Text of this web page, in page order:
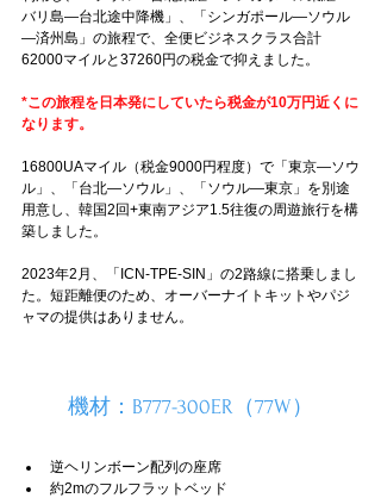
バリ島―台北途中降機」、「シンガポール―ソウル
―済州島」の旅程で、全便ビジネスクラス合計
62000マイルと37260円の税金で抑えました。
*この旅程を 日本発にしていたら税金が10万円近くに
なります。
16800UAマイル（税金9000円程度）で「東京―ソウ
ル」、「台北―ソウル」、「ソウル―東京」を別途
用意し、韓国2回+東南アジア1.5往復の周遊旅行を構
築しました。
2023年2月、「ICN-TPE-SIN」の2路線に搭乗しまし
た。短距離便のため、オーバーナイトキットやパジ
ャマの提供はありません。
機材：B777-300ER（77W）
逆ヘリンボーン配列の座席
約2mのフルフラットベッド